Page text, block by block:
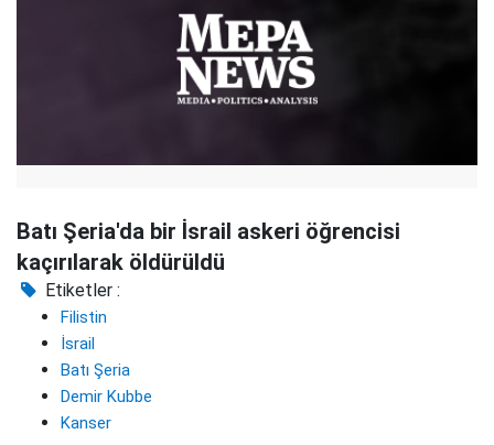
Batı Şeria'da bir İsrail askeri öğrencisi
kaçırılarak öldürüldü
Etiketler :
Filistin
İsrail
Batı Şeria
Demir Kubbe
Kanser